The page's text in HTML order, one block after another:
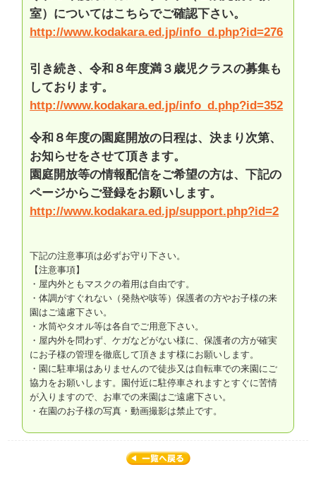
室）についてはこちらでご確認下さい。
http://www.kodakara.ed.jp/info_d.php?id=276
引き続き、令和８年度満３歳児クラスの募集も
しております。
http://www.kodakara.ed.jp/info_d.php?id=352
令和８年度の園庭開放の日程は、決まり次第、
お知らせをさせて頂きます。
園庭開放等の情報配信をご希望の方は、下記の
ページからご登録をお願いします。
http://www.kodakara.ed.jp/support.php?id=2
下記の注意事項は必ずお守り下さい。
【注意事項】
・屋内外ともマスクの着用は自由です。
・体調がすぐれない（発熱や咳等）保護者の方やお子様の来
園はご遠慮下さい。
・水筒やタオル等は各自でご用意下さい。
・屋内外を問わず、ケガなどがない様に、保護者の方が確実
にお子様の管理を徹底して頂きます様にお願いします。
・園に駐車場はありませんので徒歩又は自転車での来園にご
協力をお願いします。園付近に駐停車されますとすぐに苦情
が入りますので、お車での来園はご遠慮下さい。
・在園のお子様の写真・動画撮影は禁止です。